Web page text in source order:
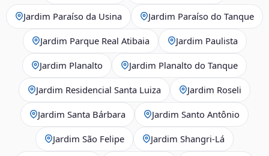
Jardim Paraíso da Usina Jardim Paraíso do Tanque
Jardim Parque Real Atibaia Jardim Paulista
Jardim Planalto Jardim Planalto do Tanque
Jardim Residencial Santa Luiza Jardim Roseli
Jardim Santa Bárbara Jardim Santo Antônio
Jardim São Felipe Jardim Shangri-Lá